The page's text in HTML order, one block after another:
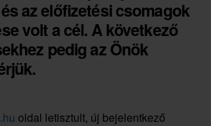
az előfizetési csomagok
volt a cél. A következő
pedig az Önök
oldal letisztult, új bejelentkező